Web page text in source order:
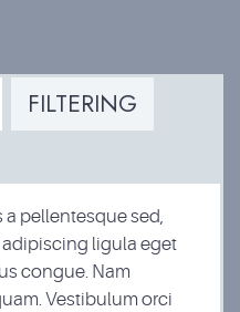
FILTERING
a pellentesque sed,
adipiscing ligula eget
congue. Nam
Vestibulum orci